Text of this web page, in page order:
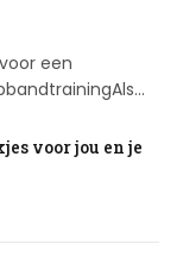
een
voor jou en je